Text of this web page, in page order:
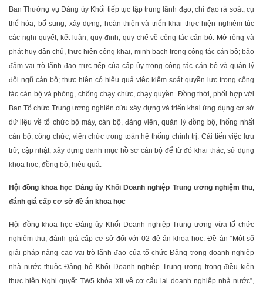
Ban Thường vụ Đảng ủy Khối tiếp tục tập trung lãnh đạo, chỉ đạo rà soát, cụ
thể hóa, bổ sung, xây dựng, hoàn thiện và triển khai thực hiện nghiêm túc
các nghị quyết, kết luận, quy định, quy chế về công tác cán bộ. Mở rộng và
phát huy dân chủ, thực hiện công khai, minh bạch trong công tác cán bộ; bảo
đảm vai trò lãnh đạo trực tiếp của cấp ủy trong công tác cán bộ và quản lý
đội ngũ cán bộ; thực hiện có hiệu quả việc kiểm soát quyền lực trong công
tác cán bộ và phòng, chống chạy chức, chạy quyền. Đồng thời, phối hợp với
Ban Tổ chức Trung ương nghiên cứu xây dựng và triển khai ứng dụng cơ sở
dữ liệu về tổ chức bộ máy, cán bộ, đảng viên, quản lý đồng bộ, thống nhất
cán bộ, công chức, viên chức trong toàn hệ thống chính trị. Cải tiến việc lưu
trữ, cập nhật, xây dựng danh mục hồ sơ cán bộ để từ đó khai thác, sử dụng
khoa học, đồng bộ, hiệu quả.
Hội đồng khoa học Đảng ủy Khối Doanh nghiệp Trung ương nghiệm thu,
đánh giá cấp cơ sở đề án khoa học
Hội đồng khoa học Đảng ủy Khối Doanh nghiệp Trung ương vừa tổ chức
nghiệm thu, đánh giá cấp cơ sở đối với 02 đề án khoa học: Đề án “Một số
giải pháp nâng cao vai trò lãnh đạo của tổ chức Đảng trong doanh nghiệp
nhà nước thuộc Đảng bộ Khối Doanh nghiệp Trung ương trong điều kiện
thực hiện Nghị quyết TW5 khóa XII về cơ cấu lại doanh nghiệp nhà nước”,